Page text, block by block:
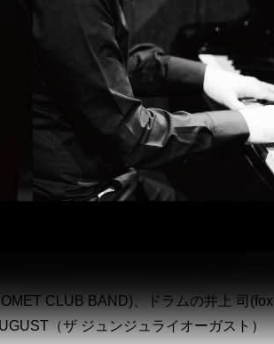
CLUB BAND)、ドラムの井上 司(fox
（ザ ジュンジュライオーガスト）